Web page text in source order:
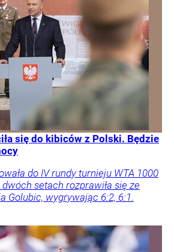
się do kibiców z Polski. Będzie
do IV rundy turnieju WTA 1000
setach rozprawiła się ze
Golubic, wygrywając 6:2, 6:1.